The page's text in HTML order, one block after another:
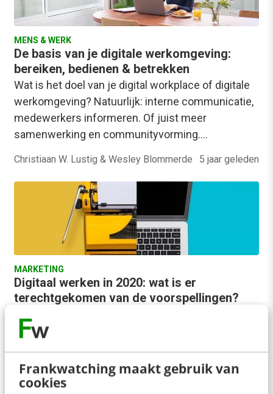
Frankwatching maakt gebruik van
cookies
MENS & WERK
De basis van je digitale werkomgeving:
bereiken, bedienen & betrekken
Wat is het doel van je digital workplace of digitale
werkomgeving? Natuurlijk: interne communicatie,
medewerkers informeren. Of juist meer
samenwerking en communityvorming.…
Christiaan W. Lustig & Wesley Blommerde · 5 jaar geleden
MARKETING
Digitaal werken in 2020: wat is er
terechtgekomen van de voorspellingen?
Menig strategisch plan had vijf tot tien jaar
Christiaan W. Lustig· 6 jaar geleden